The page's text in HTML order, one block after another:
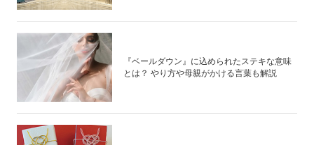
『ベールダウン』に込められたステキな意味
とは？ やり方や母親がかける言葉も解説